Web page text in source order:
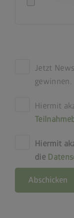
Jetzt
gewinnen.
Hiermit
Hiermit
die
Abschicken